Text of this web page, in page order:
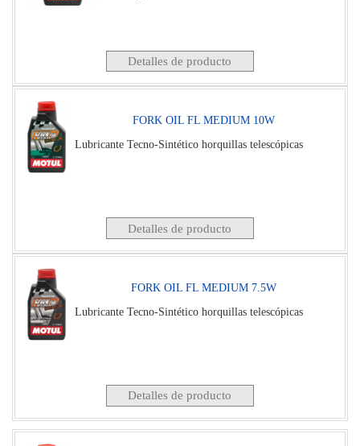
Detalles de producto
FORK OIL FL MEDIUM 10W
Lubricante Tecno-Sintético horquillas telescópicas
Detalles de producto
FORK OIL FL MEDIUM 7.5W
Lubricante Tecno-Sintético horquillas telescópicas
Detalles de producto